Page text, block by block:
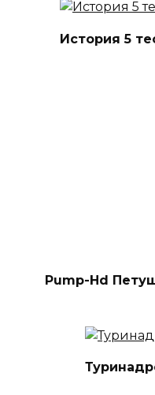
История 5
Pump-Hd